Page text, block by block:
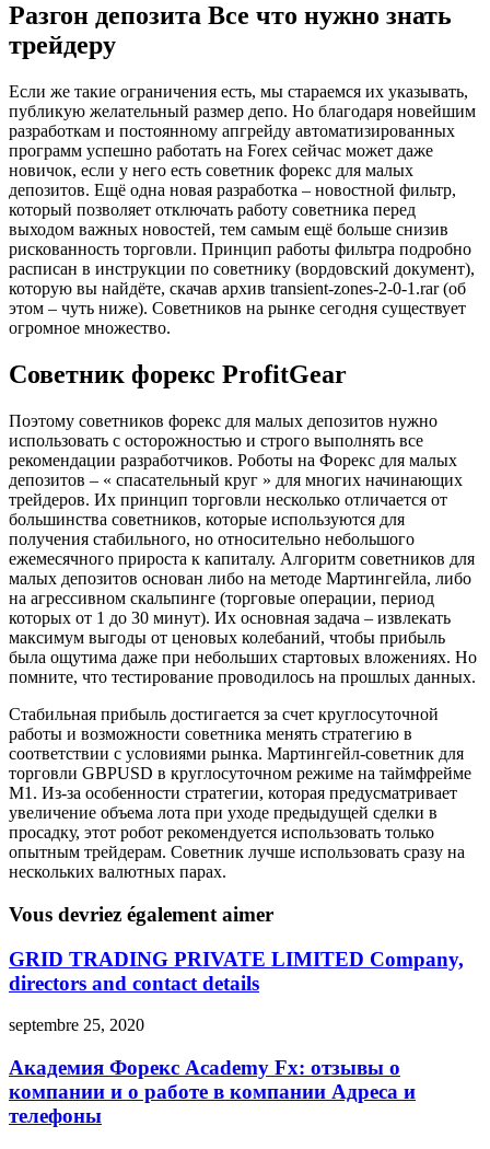
Разгон депозита Все что нужно знать
трейдеру
Если же такие ограничения есть, мы стараемся их указывать,
публикую желательный размер депо. Но благодаря новейшим
разработкам и постоянному апгрейду автоматизированных
программ успешно работать на Forex сейчас может даже
новичок, если у него есть советник форекс для малых
депозитов. Ещё одна новая разработка – новостной фильтр,
который позволяет отключать работу советника перед
выходом важных новостей, тем самым ещё больше снизив
рискованность торговли. Принцип работы фильтра подробно
расписан в инструкции по советнику (вордовский документ),
которую вы найдёте, скачав архив transient-zones-2-0-1.rar (об
этом – чуть ниже). Советников на рынке сегодня существует
огромное множество.
Советник форекс ProfitGear
Поэтому советников форекс для малых депозитов нужно
использовать с осторожностью и строго выполнять все
рекомендации разработчиков. Роботы на Форекс для малых
депозитов – « спасательный круг » для многих начинающих
трейдеров. Их принцип торговли несколько отличается от
большинства советников, которые используются для
получения стабильного, но относительно небольшого
ежемесячного прироста к капиталу. Алгоритм советников для
малых депозитов основан либо на методе Мартингейла, либо
на агрессивном скальпинге (торговые операции, период
которых от 1 до 30 минут). Их основная задача – извлекать
максимум выгоды от ценовых колебаний, чтобы прибыль
была ощутима даже при небольших стартовых вложениях. Но
помните, что тестирование проводилось на прошлых данных.
Стабильная прибыль достигается за счет круглосуточной
работы и возможности советника менять стратегию в
соответствии с условиями рынка. Мартингейл-советник для
торговли GBPUSD в круглосуточном режиме на таймфрейме
М1. Из-за особенности стратегии, которая предусматривает
увеличение объема лота при уходе предыдущей сделки в
просадку, этот робот рекомендуется использовать только
опытным трейдерам. Советник лучше использовать сразу на
нескольких валютных парах.
Vous devriez également aimer
GRID TRADING PRIVATE LIMITED Company,
directors and contact details
septembre 25, 2020
Академия Форекс Academy Fx: отзывы о
компании и о работе в компании Адреса и
телефоны